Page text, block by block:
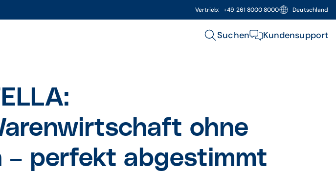
Vertrieb: +49 261 8000 8000 Deutschland
Suchen Kundensupport
ohne
– perfekt abgestimmt